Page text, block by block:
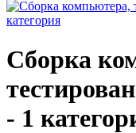
Сборка
- 1